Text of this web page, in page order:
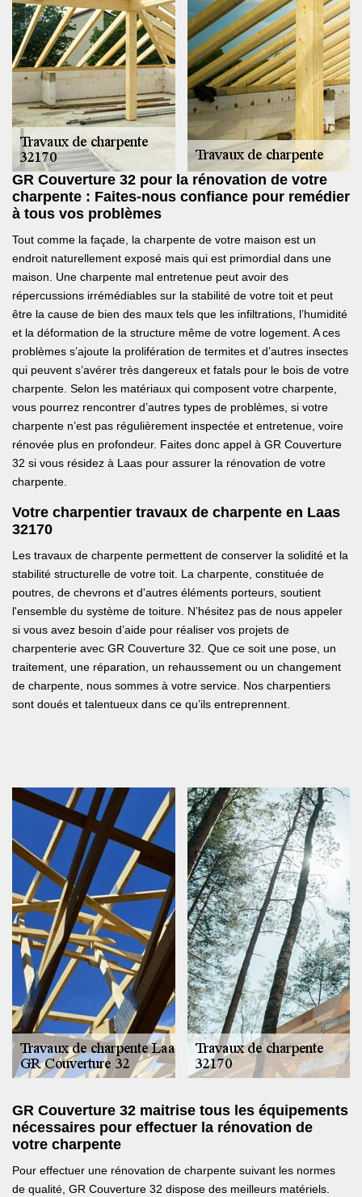
GR Couverture 32 pour la rénovation de votre
charpente : Faites-nous confiance pour remédier
à tous vos problèmes
Tout comme la façade, la charpente de votre maison est un
endroit naturellement exposé mais qui est primordial dans une
maison. Une charpente mal entretenue peut avoir des
répercussions irrémédiables sur la stabilité de votre toit et peut
être la cause de bien des maux tels que les infiltrations, l’humidité
et la déformation de la structure même de votre logement. A ces
problèmes s’ajoute la prolifération de termites et d’autres insectes
qui peuvent s’avérer très dangereux et fatals pour le bois de votre
charpente. Selon les matériaux qui composent votre charpente,
vous pourrez rencontrer d’autres types de problèmes, si votre
charpente n’est pas régulièrement inspectée et entretenue, voire
rénovée plus en profondeur. Faites donc appel à GR Couverture
32 si vous résidez à Laas pour assurer la rénovation de votre
charpente.
Votre charpentier travaux de charpente en Laas
32170
Les travaux de charpente permettent de conserver la solidité et la
stabilité structurelle de votre toit. La charpente, constituée de
poutres, de chevrons et d'autres éléments porteurs, soutient
l'ensemble du système de toiture. N’hésitez pas de nous appeler
si vous avez besoin d’aide pour réaliser vos projets de
charpenterie avec GR Couverture 32. Que ce soit une pose, un
traitement, une réparation, un rehaussement ou un changement
de charpente, nous sommes à votre service. Nos charpentiers
sont doués et talentueux dans ce qu’ils entreprennent.
GR Couverture 32 maitrise tous les équipements
nécessaires pour effectuer la rénovation de
votre charpente
Pour effectuer une rénovation de charpente suivant les normes
de qualité, GR Couverture 32 dispose des meilleurs matériels.